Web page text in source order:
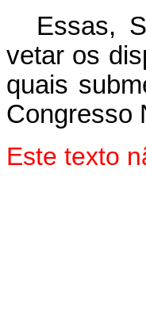
Essas,
vetar os
quais
Congresso
Este texto